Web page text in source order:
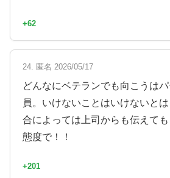
+62
24. 匿名 2026/05/17
どんなにベテランでも向こうは
員。いけないことはいけないと
合によっては上司からも伝えて
態度で！！
+201